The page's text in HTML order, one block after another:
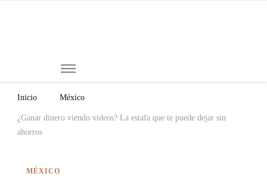
Inicio México
¿Ganar dinero viendo videos? La estafa que te puede dejar sin
ahorros
MÉXICO